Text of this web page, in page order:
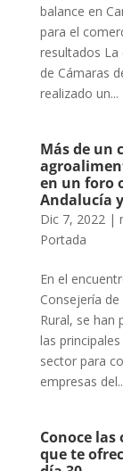
balance en
para el
resultados La
de Cámaras
realizado un...
Más de un
en un foro
Andalucía
Dic 7, 2022|
Portada
En el
Consejería
Rural, se han
las
sector para
empresas
Conoce
que te